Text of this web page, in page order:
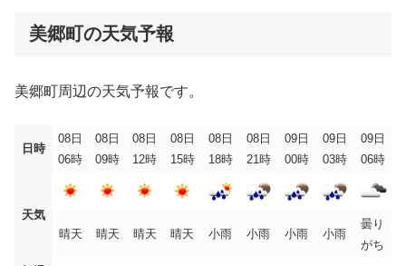
美郷町の天気予報
美郷町周辺の天気予報です。
日時
08日
06時
08日
09時
08日
12時
08日
15時
08日
18時
08日
21時
09日
00時
09日
03時
09日
06時
天気
晴天
晴天 晴天 晴天 小雨 小雨 小雨 小雨
曇り
がち